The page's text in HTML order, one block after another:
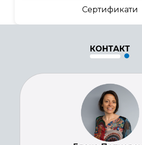
Сертификати
КОНТАКТ